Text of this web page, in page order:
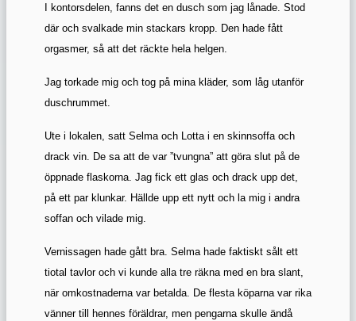
I kontorsdelen, fanns det en dusch som jag lånade. Stod
där och svalkade min stackars kropp. Den hade fått
orgasmer, så att det räckte hela helgen.
Jag torkade mig och tog på mina kläder, som låg utanför
duschrummet.
Ute i lokalen, satt Selma och Lotta i en skinnsoffa och
drack vin. De sa att de var ”tvungna” att göra slut på de
öppnade flaskorna. Jag fick ett glas och drack upp det,
på ett par klunkar. Hällde upp ett nytt och la mig i andra
soffan och vilade mig.
Vernissagen hade gått bra. Selma hade faktiskt sålt ett
tiotal tavlor och vi kunde alla tre räkna med en bra slant,
när omkostnaderna var betalda. De flesta köparna var rika
vänner till hennes föräldrar, men pengarna skulle ändå